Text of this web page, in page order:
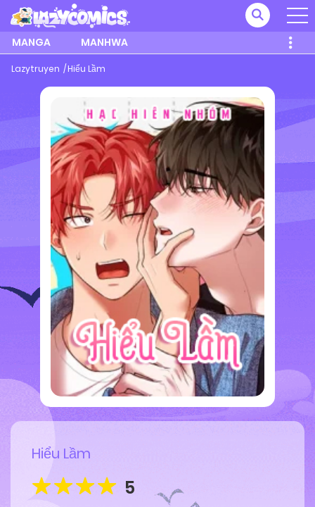
MANGA MANHWA
Lazytruyen Hiểu Lầm
Hiểu Lầm
5